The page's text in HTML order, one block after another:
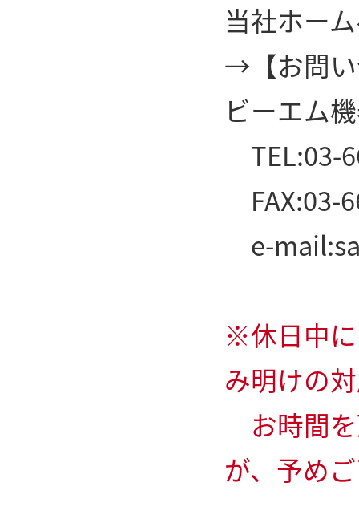
当社ホー
→ 【お問
ビーエム
TEL:03-
FAX:03-
e-mail:
※休日中
み明けの
お時間
が、予め